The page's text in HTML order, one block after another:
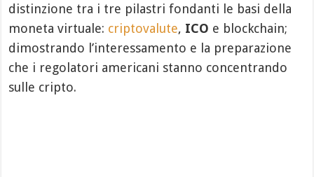
distinzione tra i tre pilastri fondanti le basi della
moneta virtuale: criptovalute, ICO e blockchain;
dimostrando l’interessamento e la preparazione
che i regolatori americani stanno concentrando
sulle cripto.